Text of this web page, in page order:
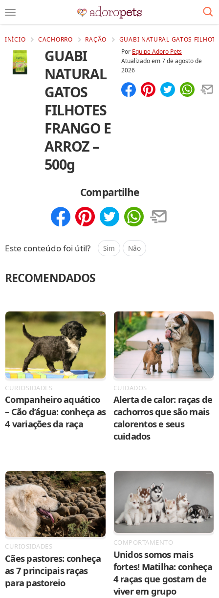
INÍCIO CACHORRO RAÇÃO GUABI NATURAL GATOS
GUABI
NATURAL
GATOS
FILHOTES
FRANGO E
ARROZ –
500g
Por Equipe Adoro Pets
Atualizado em7 de agosto de
2026
Compartilhe
Este conteúdo foi útil? Sim Não
RECOMENDADOS
CURIOSIDADES
Companheiro aquático
– Cão d’água: conheça as
4 variações da raça
CUIDADOS
Alerta de calor: raças de
cachorros que são mais
calorentos e seus
cuidados
CURIOSIDADES
Cães pastores: conheça
as 7 principais raças
para pastoreio
COMPORTAMENTO
Unidos somos mais
fortes! Matilha: conheça
4 raças que gostam de
viver em grupo